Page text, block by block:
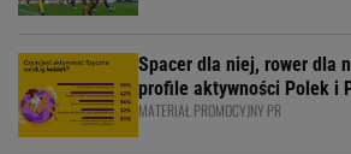
Spacer dla niej, rower dla
profile aktywności Polek i
MATERIAŁ PROMOCYJNY PR